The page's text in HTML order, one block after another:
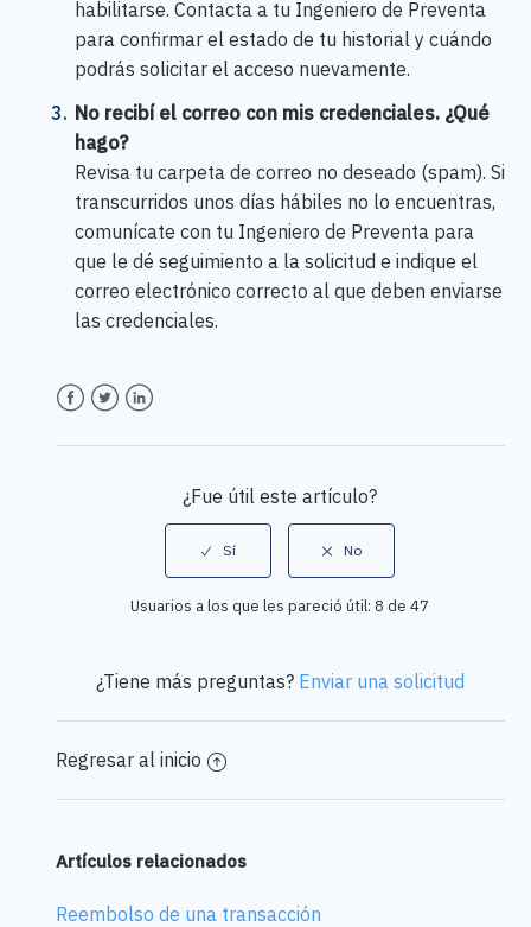
habilitarse. Contacta a tu Ingeniero de Preventa
para confirmar el estado de tu historial y cuándo
podrás solicitar el acceso nuevamente.
No recibí el correo con mis credenciales. ¿Qué
hago?
Revisa tu carpeta de correo no deseado (spam). Si
transcurridos unos días hábiles no lo encuentras,
comunícate con tu Ingeniero de Preventa para
que le dé seguimiento a la solicitud e indique el
correo electrónico correcto al que deben enviarse
las credenciales.
¿Fue útil este artículo?
Usuarios a los que les pareció útil: 8 de 47
¿Tiene más preguntas? Enviar una solicitud
Regresar al inicio
Artículos relacionados
Reembolso de una transacción